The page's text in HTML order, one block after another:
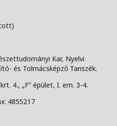
Kar, Nyelvi
és Tolmácsképző Tanszék.
4., „F” épület, I. em. 3-4.
4855217